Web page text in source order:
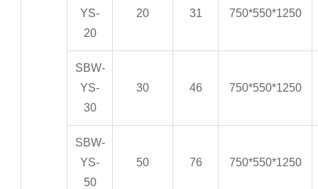
YS-
20
20 31 750*550*1250
SBW-
YS-
30
30 46 750*550*1250
SBW-
YS-
50
50 76 750*550*1250